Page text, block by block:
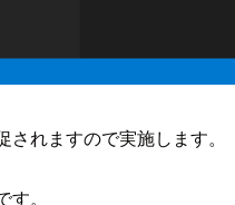
れますので実施します。
。